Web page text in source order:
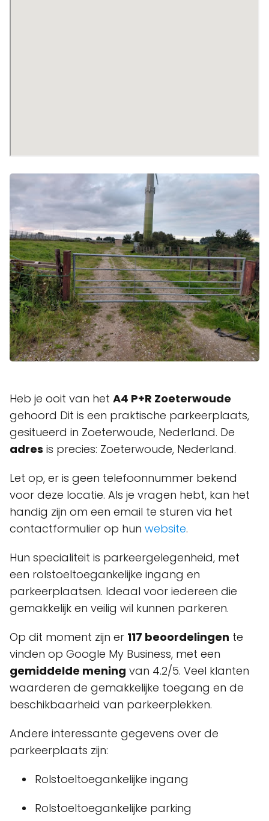
Heb je ooit van het A4 P+R Zoeterwoude
gehoord Dit is een praktische parkeerplaats,
gesitueerd in Zoeterwoude, Nederland. De
adres is precies: Zoeterwoude, Nederland.
Let op, er is geen telefoonnummer bekend
voor deze locatie. Als je vragen hebt, kan het
handig zijn om een email te sturen via het
contactformulier op hun website.
Hun specialiteit is parkeergelegenheid, met
een rolstoeltoegankelijke ingang en
parkeerplaatsen. Ideaal voor iedereen die
gemakkelijk en veilig wil kunnen parkeren.
Op dit moment zijn er 117 beoordelingen te
vinden op Google My Business, met een
gemiddelde mening van 4.2/5. Veel klanten
waarderen de gemakkelijke toegang en de
beschikbaarheid van parkeerplekken.
Andere interessante gegevens over de
parkeerplaats zijn:
Rolstoeltoegankelijke ingang
Rolstoeltoegankelijke parking